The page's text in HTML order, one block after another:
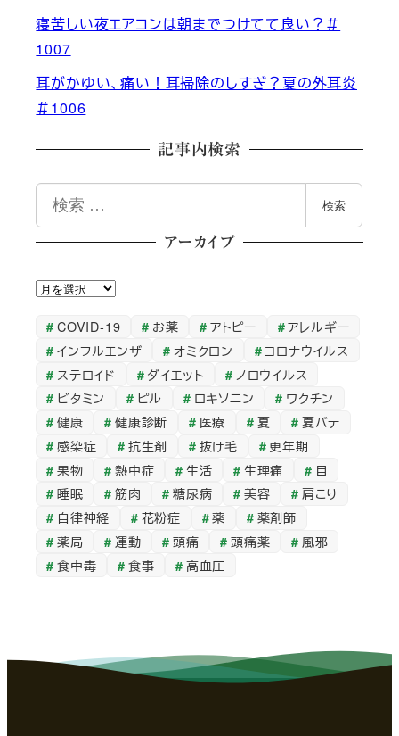
寝苦しい夜エアコンは朝までつけてて良い？＃
1007
耳がかゆい、痛い！耳掃除のしすぎ？夏の外耳炎
＃1006
記事内検索
索
検索
アーカイブ
ア
カ
イ
ブ
COVID-19 お薬 アトピー
アレルギー
インフルエンザ
オミクロン
コロナウイルス
ステロイド
ダイエット
ノロウイルス
ビタミン
ピル ロキソニン
ワクチン
健康
健康診断 医療 夏
夏バテ
感染症
抗生剤 抜け毛
更年期
果物
熱中症 生活 生理痛
目
睡眠
筋肉 糖尿病 美容
肩こり
自律神経
花粉症 薬
薬剤師
薬局
運動 頭痛 頭痛薬
風邪
食中毒
食事 高血圧